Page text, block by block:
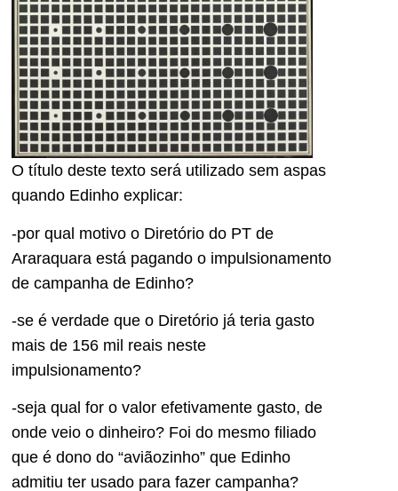
O título deste texto será utilizado sem aspas
quando Edinho explicar:
-por qual motivo o Diretório do PT de
Araraquara está pagando o impulsionamento
de campanha de Edinho?
-se é verdade que o Diretório já teria gasto
mais de 156 mil reais neste
impulsionamento?
-seja qual for o valor efetivamente gasto, de
onde veio o dinheiro? Foi do mesmo filiado
que é dono do “aviãozinho” que Edinho
admitiu ter usado para fazer campanha?